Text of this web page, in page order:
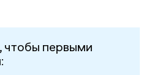
чтобы первыми